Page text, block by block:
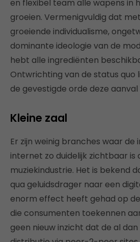
en flexibel team alle wapens in
groeien. Vermenigvuldig dat
groeiende individualisme,
dominante ideologie van de
hebt alle ingrediënten
Ontwrichting van de status quo
de gevestigde orde deze
Kleine zaal
Er zijn weinig branches waar
internet zo duidelijk zichtbaar is
muziekindustrie. Het is bekend
qua geluidsdrager naar een
enorm effect heeft gehad op
die consumenten toekennen
geen nieuw inzicht dat de al